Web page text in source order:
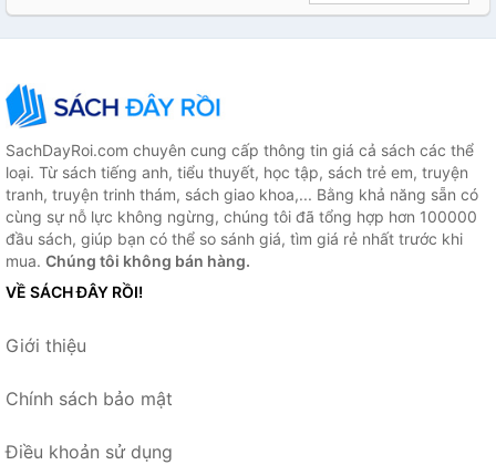
SachDayRoi.com chuyên cung cấp thông tin giá cả sách các thể
loại. Từ sách tiếng anh, tiểu thuyết, học tập, sách trẻ em, truyện
tranh, truyện trinh thám, sách giao khoa,... Bằng khả năng sẵn có
cùng sự nỗ lực không ngừng, chúng tôi đã tổng hợp hơn 100000
đầu sách, giúp bạn có thể so sánh giá, tìm giá rẻ nhất trước khi
mua. Chúng tôi không bán hàng.
VỀ SÁCH ĐÂY RỒI!
Giới thiệu
Chính sách bảo mật
Điều khoản sử dụng